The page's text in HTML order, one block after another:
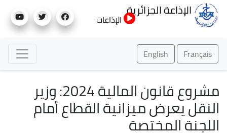
إلى
الإذاعة الجزائرية
الإذاعات
Français
English
مشروع قانون المالية 2024: وزير
النقل يعرض ميزانية القطاع أمام
اللجنة المختصة